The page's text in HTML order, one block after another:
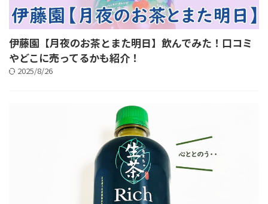
伊藤園【月夜のお茶とまた明日】飲んでみた！口コミ
やどこに売ってるかも紹介！
2025/8/26